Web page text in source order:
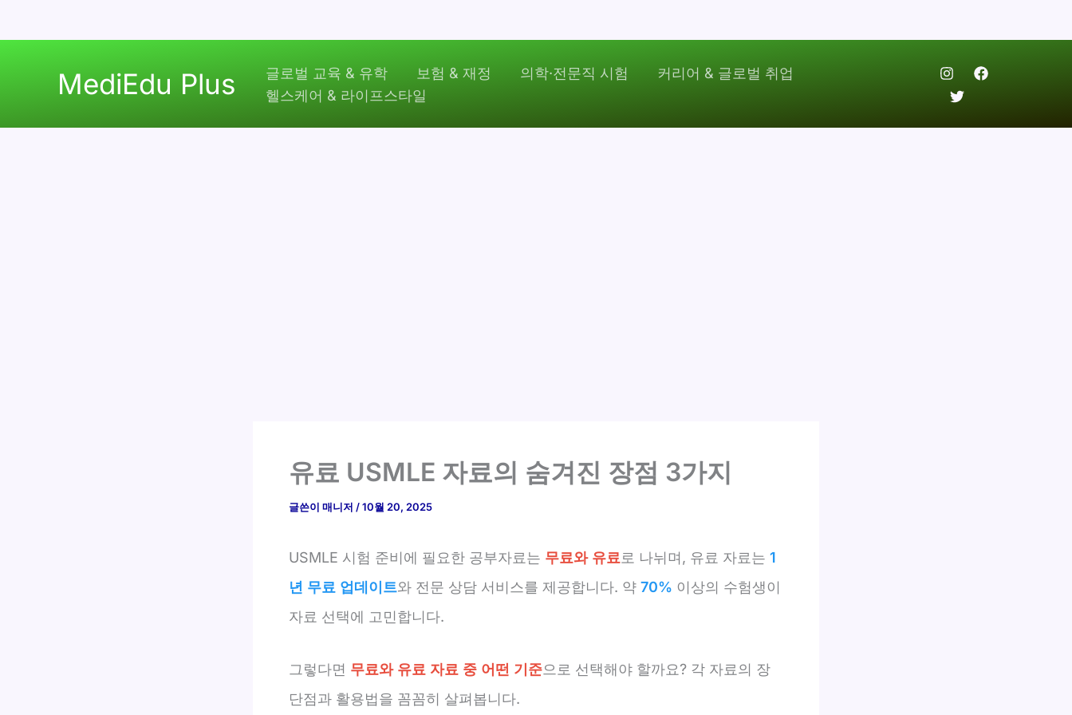
MediEdu Plus 글로벌 교육 & 유학 보험 & 재정 의학·전문직 시험
커리어 & 글로벌 취업
헬스케어 & 라이프스타일
유료 USMLE 자료의 숨겨진 장점 3가지
글쓴이 매니저 /10월 20, 2025
USMLE 시험 준비에 필요한 공부자료는 무료와 유료 로 나뉘며, 유료 자료는 1
년 무료 업데이트와 전문 상담 서비스를 제공합니다. 약 70% 이상의 수험생이
자료 선택에 고민합니다.
그렇다면 무료와 유료 자료 중 어떤 기준으로 선택해야 할까요? 각 자료의 장
단점과 활용법을 꼼꼼히 살펴봅니다.